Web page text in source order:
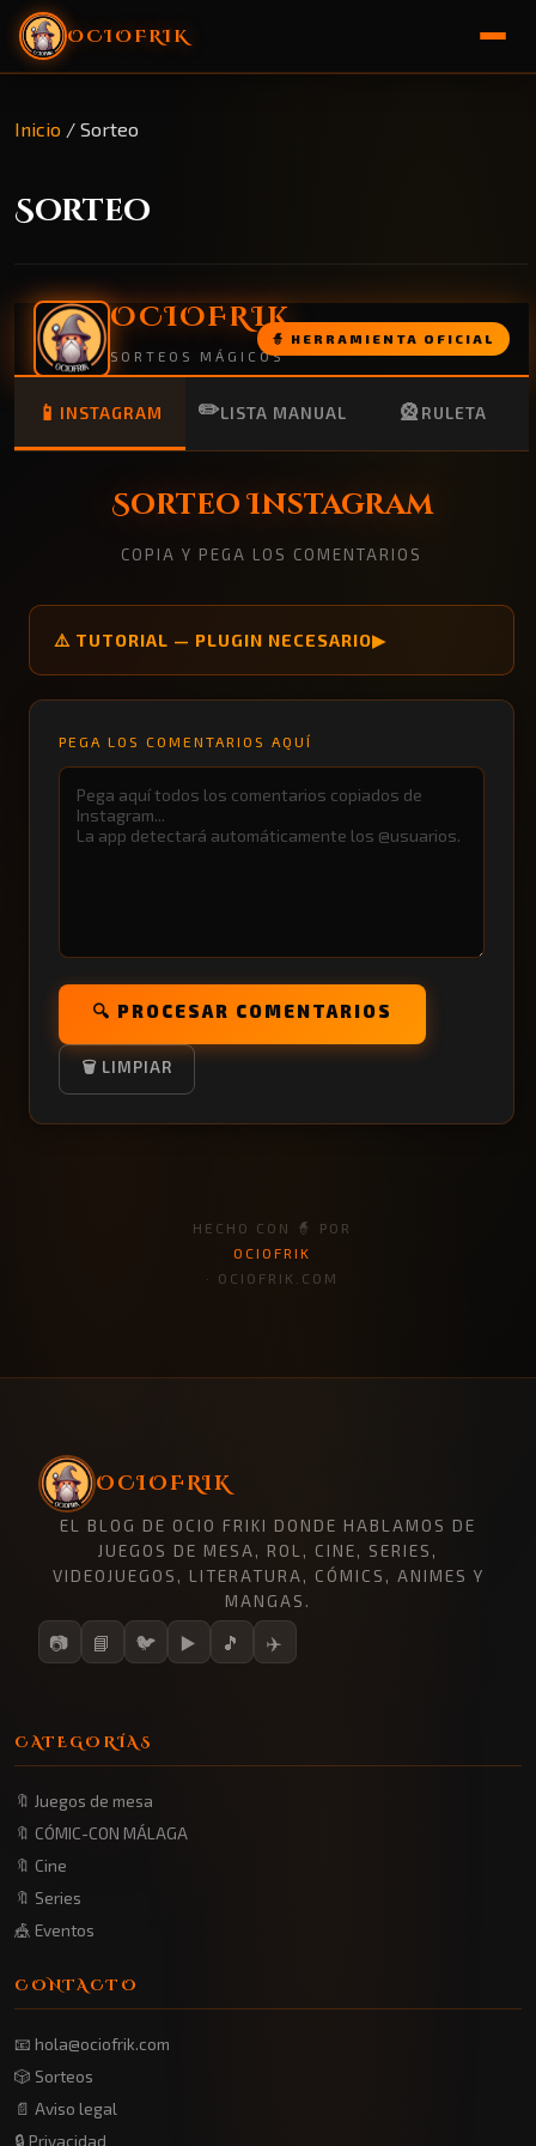
OCIOFRIK
Inicio / Sorteo
Sorteo
OCIOFRIK
SORTEOS MÁGICOS
🧙 HERRAMIENTA OFICIAL
📱 INSTAGRAM ✏️LISTA MANUAL 🎡 RULETA
Sorteo Instagram
COPIA Y PEGA LOS COMENTARIOS
⚠️ TUTORIAL — PLUGIN NECESARIO▶
PEGA LOS COMENTARIOS AQUÍ
🔍 PROCESAR COMENTARIOS
🗑️ LIMPIAR
HECHO CON 🧙 POR
OCIOFRIK
· OCIOFRIK.COM
OCIOFRIK
EL BLOG DE OCIO FRIKI DONDE HABLAMOS DE
JUEGOS DE MESA, ROL, CINE, SERIES,
VIDEOJUEGOS, LITERATURA, CÓMICS, ANIMES Y
MANGAS.
📷 📘 🐦 ▶️ 🎵 ✈️
CATEGORÍAS
🔖 Juegos de mesa
🔖 CÓMIC-CON MÁLAGA
🔖 Cine
🔖 Series
🎪 Eventos
CONTACTO
📧 hola@ociofrik.com
🎲 Sorteos
📄 Aviso legal
🔒 Privacidad